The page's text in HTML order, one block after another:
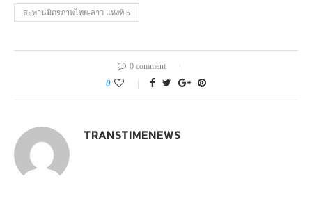
สะพานมิตรภาพไทย-ลาว แห่งที่ 5
0 comment
0
TRANSTIMENEWS